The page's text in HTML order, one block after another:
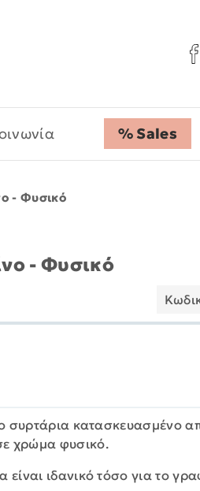
% Sales
- Φυσικό
- Φυσικό
συρτάρια κατασκευασμένο
χρώμα φυσικό.
ιδανικό τόσο για το